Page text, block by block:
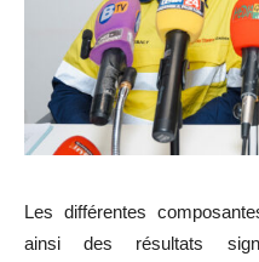
Les différentes
ainsi des résultats